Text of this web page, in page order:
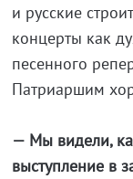
и русские
концерты как
песенного
Патриаршим
— Мы видели,
выступление в